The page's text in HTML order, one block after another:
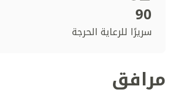
90
سريرًا للرعاية الحرجة
مرافق